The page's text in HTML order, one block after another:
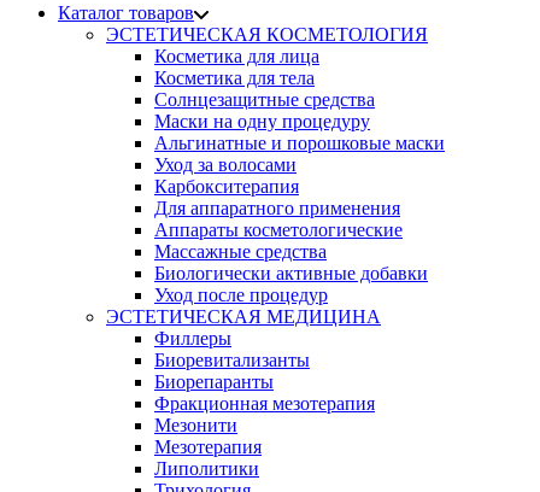
Каталог товаров
ЭСТЕТИЧЕСКАЯ КОСМЕТОЛОГИЯ
Косметика для лица
Косметика для тела
Солнцезащитные средства
Маски на одну процедуру
Альгинатные и порошковые маски
Уход за волосами
Карбокситерапия
Для аппаратного применения
Аппараты косметологические
Массажные средства
Биологически активные добавки
Уход после процедур
ЭСТЕТИЧЕСКАЯ МЕДИЦИНА
Филлеры
Биоревитализанты
Биорепаранты
Фракционная мезотерапия
Мезонити
Мезотерапия
Липолитики